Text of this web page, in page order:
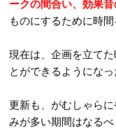
ークの間合い、効果
ものにするために時間
現在は、企画を立て
とができるようになっ
更新も、がむしゃら
みが多い期間はなるべ